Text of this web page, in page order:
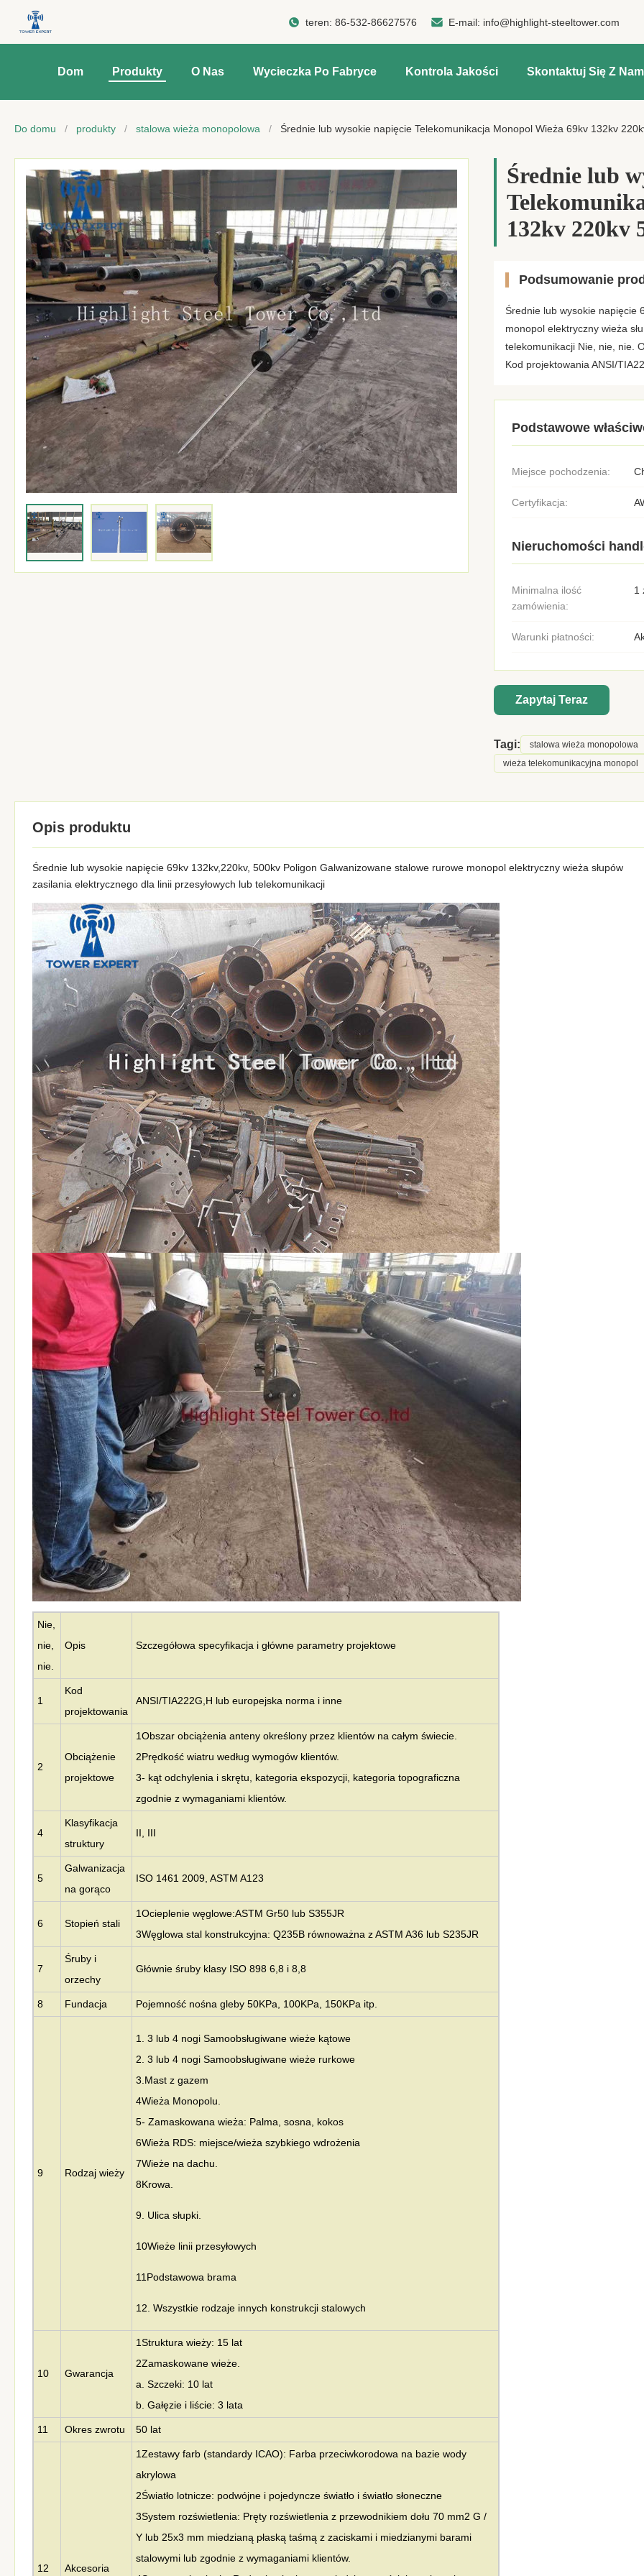
teren: 86-532-86627576 E-mail: info@highlight-steeltower.com
Dom Produkty O Nas Wycieczka Po Fabryce Kontrola Jakości Skontaktuj Się Z
Do domu / produkty / stalowa wieża monopolowa / Średnie lub wysokie napięcie Telekomunikacja Monopol Wieża 69kv 132kv
Średnie lub
132kv 220kv
Podsumowanie
Średnie lub wysokie napięcie
monopol elektryczny wieża
telekomunikacji Nie, nie, nie.
Kod projektowania ANSI/
Podstawowe
Miejsce pochodzenia:
Certyfikacja:
Nieruchomości
Minimalna ilość
zamówienia:
1
Warunki płatności:
Zapytaj Teraz
Tagi: stalowa wieża monopolowa
wieża telekomunikacyjna monopol
Opis produktu
Średnie lub wysokie napięcie 69kv 132kv,220kv, 500kv Poligon Galwanizowane stalowe rurowe monopol elektryczny wieża słupów
zasilania elektrycznego dla linii przesyłowych lub telekomunikacji
Nie,
nie,
nie.
Opis Szczegółowa specyfikacja i główne parametry projektowe
1
Kod
projektowania
ANSI/TIA222G,H lub europejska norma i inne
2
Obciążenie
projektowe
1Obszar obciążenia anteny określony przez klientów na całym świecie.
2Prędkość wiatru według wymogów klientów.
3- kąt odchylenia i skrętu, kategoria ekspozycji, kategoria topograficzna
zgodnie z wymaganiami klientów.
4
Klasyfikacja
struktury
II, III
5
Galwanizacja
na gorąco
ISO 1461 2009, ASTM A123
6 Stopień stali
1Ocieplenie węglowe:ASTM Gr50 lub S355JR
3Węglowa stal konstrukcyjna: Q235B równoważna z ASTM A36 lub S235JR
7
Śruby i
orzechy
Głównie śruby klasy ISO 898 6,8 i 8,8
8 Fundacja Pojemność nośna gleby 50KPa, 100KPa, 150KPa itp.
9 Rodzaj wieży
1. 3 lub 4 nogi Samoobsługiwane wieże kątowe
2. 3 lub 4 nogi Samoobsługiwane wieże rurkowe
3. Mast z gazem
4Wieża Monopolu.
5- Zamaskowana wieża: Palma, sosna, kokos
6Wieża RDS: miejsce/wieża szybkiego wdrożenia
7Wieże na dachu.
8Krowa.
9. Ulica słupki.
10Wieże linii przesyłowych
11Podstawowa brama
12. Wszystkie rodzaje innych konstrukcji stalowych
10 Gwarancja
1Struktura wieży: 15 lat
2Zamaskowane wieże.
a. Szczeki: 10 lat
b. Gałęzie i liście: 3 lata
11 Okres zwrotu 50 lat
12 Akcesoria
1Zestawy farb (standardy ICAO): Farba przeciwkorodowa na bazie wody
akrylowa
2Światło lotnicze: podwójne i pojedyncze światło i światło słoneczne
3System rozświetlenia: Pręty rozświetlenia z przewodnikiem dołu 70 mm2 G /
Y lub 25x3 mm miedzianą płaską taśmą z zaciskami i miedzianymi barami
stalowymi lub zgodnie z wymaganiami klientów.